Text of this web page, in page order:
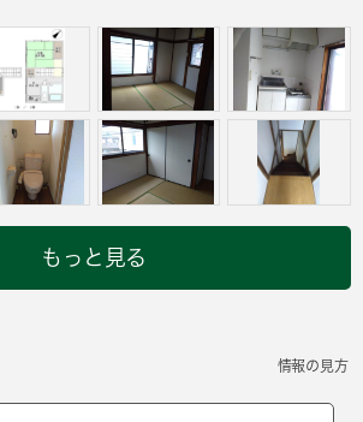
もっと見る
情報の見方